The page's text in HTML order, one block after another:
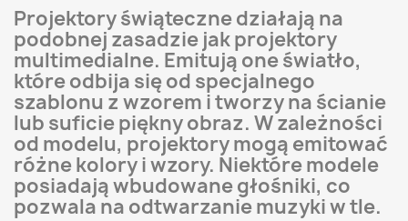
Projektory świąteczne działają na
podobnej zasadzie jak projektory
multimedialne. Emitują one światło,
które odbija się od specjalnego
szablonu z wzorem i tworzy na ścianie
lub suficie piękny obraz. W zależności
od modelu, projektory mogą emitować
różne kolory i wzory. Niektóre modele
posiadają wbudowane głośniki, co
pozwala na odtwarzanie muzyki w tle.